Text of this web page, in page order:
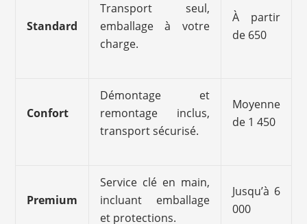
Standard
Transport seul,
emballage à votre
charge.
À partir
de 650
Confort
Démontage et
remontage inclus,
transport sécurisé.
Moyenne
de 1 450
Premium
Service clé en main,
incluant emballage
et protections.
Jusqu’à 6
000